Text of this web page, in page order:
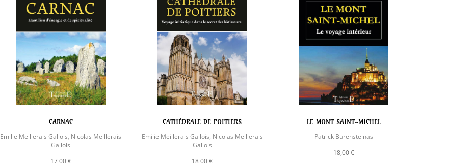
CARNAC
Emilie Meillerais Gallois, Nicolas Meillerais
Gallois
17,00 €
CATHÉDRALE DE POITIERS
Emilie Meillerais Gallois, Nicolas Meillerais
Gallois
18,00 €
LE MONT SAINT-MICHEL
Patrick Burensteinas
18,00 €